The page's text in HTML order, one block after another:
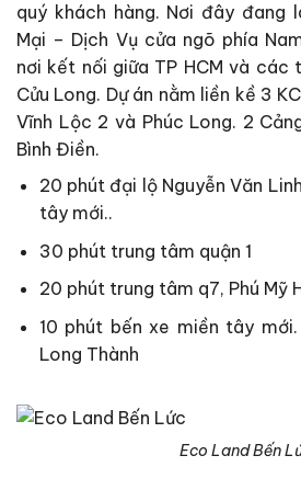
quý khách hàng. Nơi đây đang
Mại – Dịch Vụ cửa ngõ phía
nơi kết nối giữa TP HCM và các
Cửu Long. Dự án nằm liền kề 3
Vĩnh Lộc 2 và Phúc Long. 2
Bình Điền.
20 phút đại lộ Nguyễn Văn
tây mới..
30 phút trung tâm quận 1
20 phút trung tâm q7, Phú Mỹ
10 phút bến xe miền tây
Long Thành
Eco Land Bến